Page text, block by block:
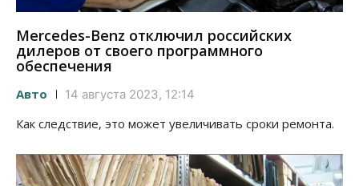
Mercedes-Benz отключил российских
дилеров от своего программного
обеспечения
Авто 14 августа 2023, 12:14
Как следствие, это может увеличивать сроки ремонта.